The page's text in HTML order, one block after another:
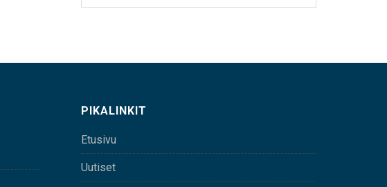
PIKALINKIT
Etusivu
Uutiset